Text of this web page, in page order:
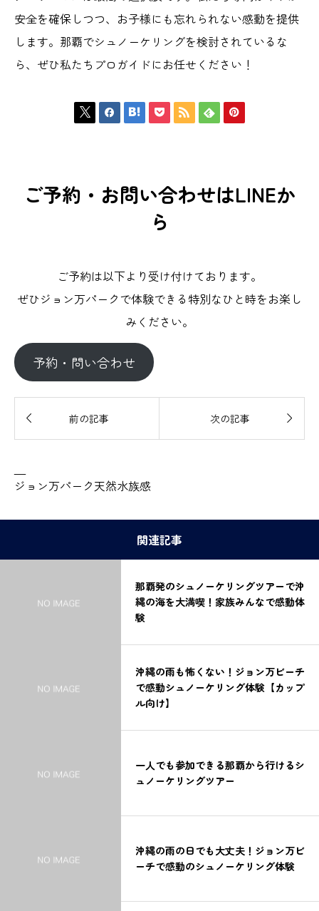
安全を確保しつつ、お子様にも忘れられない感動を提供
します。那覇でシュノーケリングを検討されているな
ら、ぜひ私たちプロガイドにお任せください！
      
ご予約・お問い合わせはLINEか
ら
ご予約は以下より受け付けております。
ぜひジョン万パークで体験できる特別なひと時をお楽し
みください。
予約・問い合わせ
 前の記事 次の記事 
—
ジョン万パーク天然水族感
関連記事
那覇発のシュノーケリングツアーで沖
縄の海を大満喫！家族みんなで感動体
験
沖縄の雨も怖くない！ジョン万ビーチ
で感動シュノーケリング体験【カップ
ル向け】
一人でも参加できる那覇から行けるシ
ュノーケリングツアー
沖縄の雨の日でも大丈夫！ジョン万ビ
ーチで感動のシュノーケリング体験